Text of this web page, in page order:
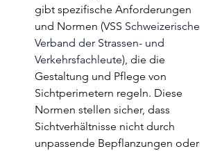
gibt spezifische Anforderungen
und Normen (VSS Schweizerische
Verband der Strassen- und
Verkehrsfachleute), die die
Gestaltung und Pflege von
Sichtperimetern regeln. Diese
Normen stellen sicher, dass
Sichtverhältnisse nicht durch
unpassende Bepflanzungen oder